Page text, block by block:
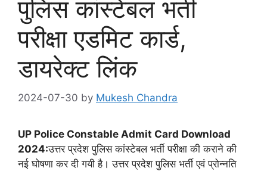
पुलिस कांस्टेबल भर्ती
परीक्षा एडमिट कार्ड,
डायरेक्ट लिंक
2024-07-30 by Mukesh Chandra
UP Police Constable Admit Card Download
2024:उत्तर प्रदेश पुलिस कांस्टेबल भर्ती परीक्षा की कराने की
नई घोषणा कर दी गयी है। उत्तर प्रदेश पुलिस भर्ती एवं प्रोन्नति